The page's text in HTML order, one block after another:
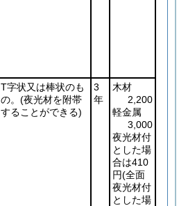
T字状又は棒状のも
の。 (夜光材を附帯
することができる)
3
年
木材
2,200
軽金属
3,000
夜光材付
とした場
合は410
円(全面
夜光材付
とした場